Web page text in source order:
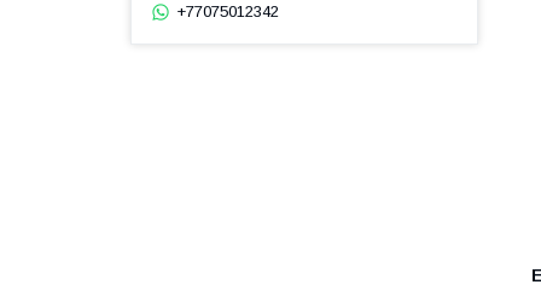
+77075012342